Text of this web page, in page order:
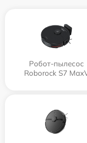
Робот-пылесос
Roborock S7